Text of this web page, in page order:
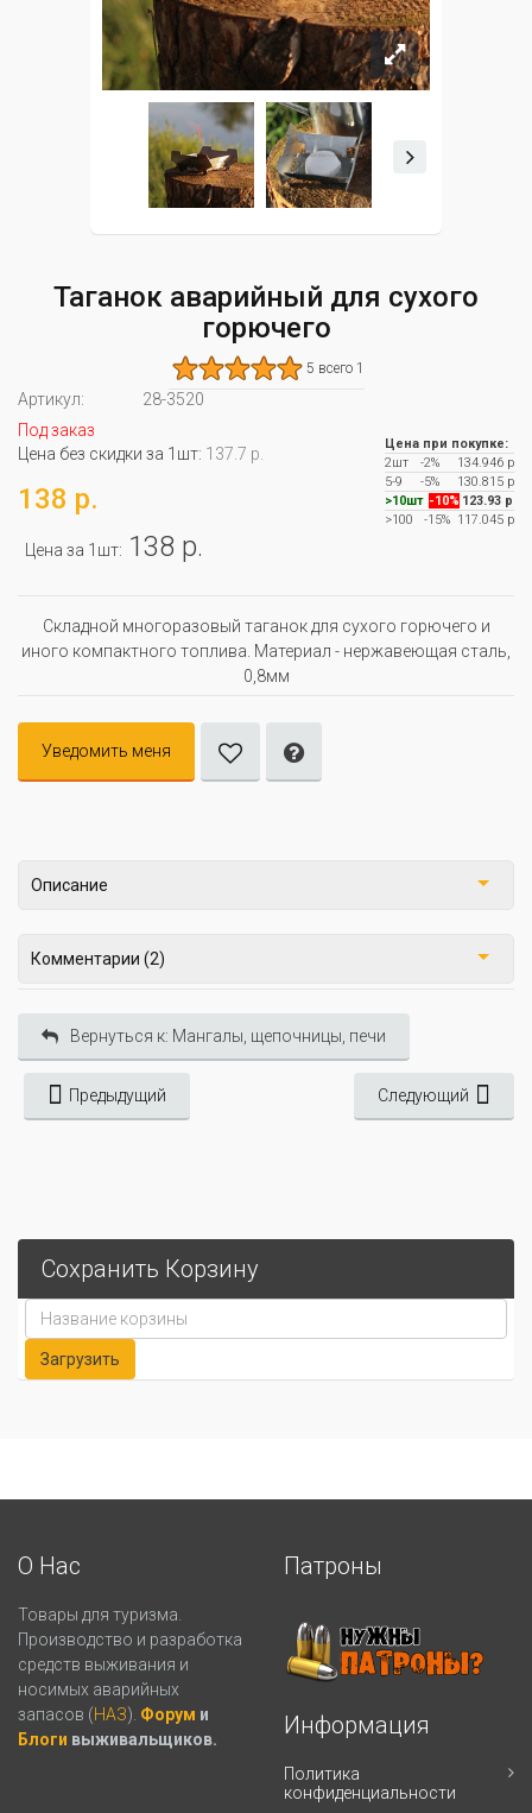
Таганок аварийный для сухого
горючего
5 всего 1
Артикул:
28-3520
Под заказ
Цена без скидки за 1шт: 137.7 р.
138 р.
Цена за 1шт: 138 р.
Цена при покупке:
2шт
-2%
134.946 р
5-9
-5%
130.815 р
>10шт -10% 123.93 р
>100
-15% 117.045 р
Складной многоразовый таганок для сухого горючего и
иного компактного топлива. Материал - нержавеющая сталь,
0,8мм
Уведомить меня
Описание
Комментарии (2)
Вернуться к: Мангалы, щепочницы, печи
Предыдущий Следующий
Сохранить Корзину
О Нас
Товары для туризма.
Производство и разработка
средств выживания и
носимых аварийных
запасов (НАЗ). Форум и
Блоги выживальщиков.
Патроны
Информация
Политика
конфиденциальности